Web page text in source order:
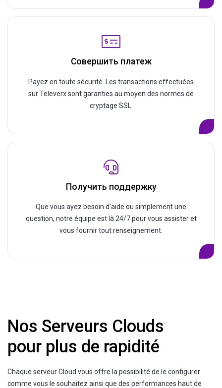
Совершить платеж
Payez en toute sécurité. Les transactions effectuées
sur Televerx sont garanties au moyen des normes de
cryptage SSL.
Получить поддержку
Que vous ayez besoin d'aide ou simplement une
question, notre équipe est là 24/7 pour vous assister et
vous fournir tout renseignement.
Nos Serveurs Clouds
pour plus de rapidité
Chaque serveur Cloud vous offre la possibilité de le configurer
comme vous le souhaitez ainsi que des performances haut de